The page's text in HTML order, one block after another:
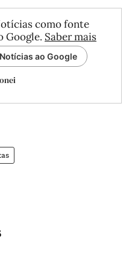
como fonte
Google. Saber mais
ao Google